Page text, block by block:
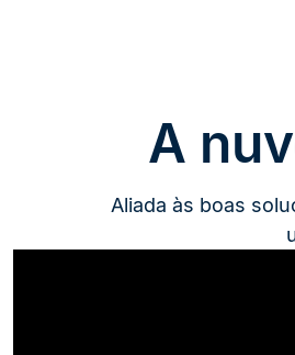
A
Aliada às boas